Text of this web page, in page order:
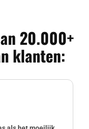
20.000+
klanten: